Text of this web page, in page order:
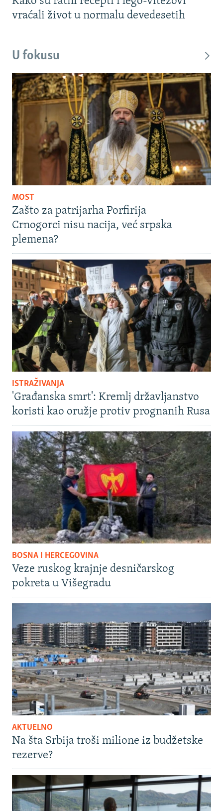
vraćali život u normalu devedesetih
U fokusu
MOST
Zašto za patrijarha Porfirija
Crnogorci nisu nacija, već srpska
plemena?
ISTRAŽIVANJA
'Građanska smrt': Kremlj državljanstvo
koristi kao oružje protiv prognanih Rusa
BOSNA I HERCEGOVINA
Veze ruskog krajnje desničarskog
pokreta u Višegradu
AKTUELNO
Na šta Srbija troši milione iz budžetske
rezerve?